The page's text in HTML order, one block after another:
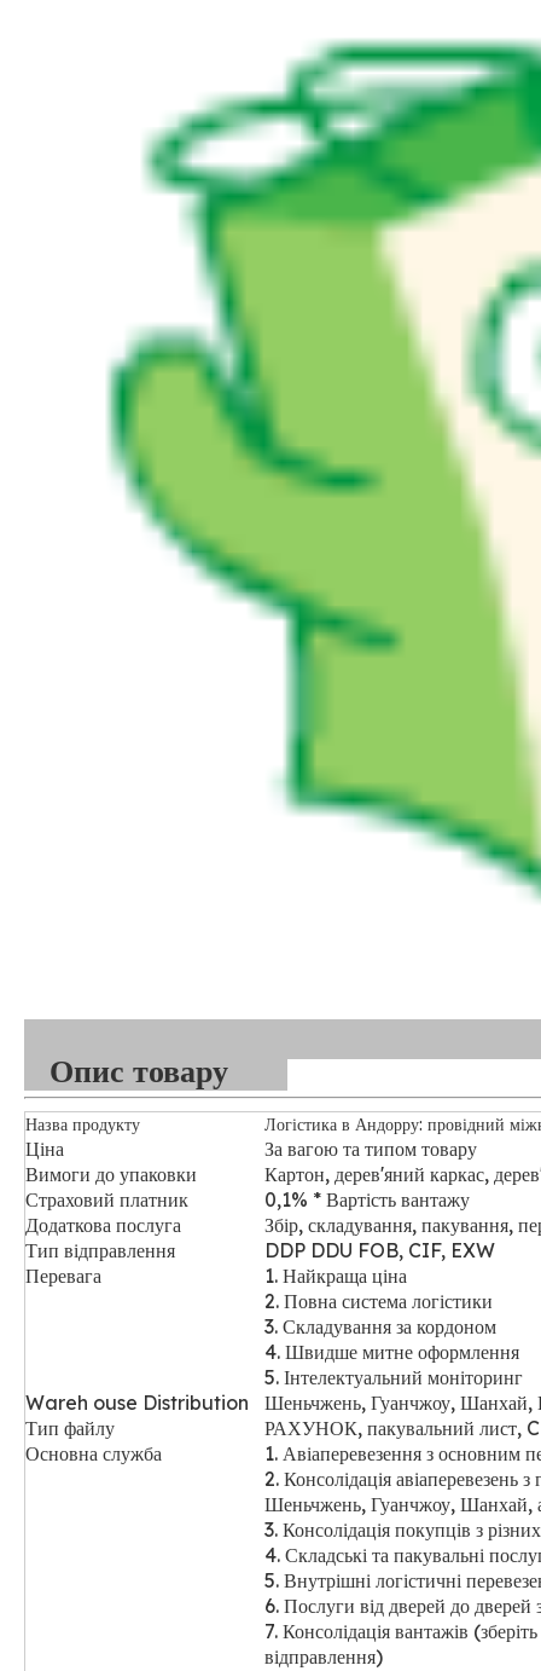
Опис товару
Назва продукту Логістика в Андорру: провідний
Ціна
За вагою та типом товару
Вимоги до упаковки
Картон, дерев'яний каркас,
Страховий платник
0,1% * Вартість вантажу
Додаткова послуга
Збір, складування, пакування,
Тип відправлення
DDP DDU FOB, CIF, EXW
Перевага
1. Найкраща ціна
2. Повна система логістики
3. Складування за кордоном
4. Швидше митне оформлення
5. Інтелектуальний моніторинг
Wareh ouse Distribution
Шеньчжень, Гуанчжоу, Шанхай,
Тип файлу
РАХУНОК, пакувальний лист,
Основна служба
1. Авіаперевезення з
2. Консолідація
Шеньчжень, Гуанчжоу,
3. Консолідація покупців з
4. Складські та пакувальні
5. Внутрішні логістичні
6. Послуги від дверей до
7. Консолідація вантажів
відправлення)